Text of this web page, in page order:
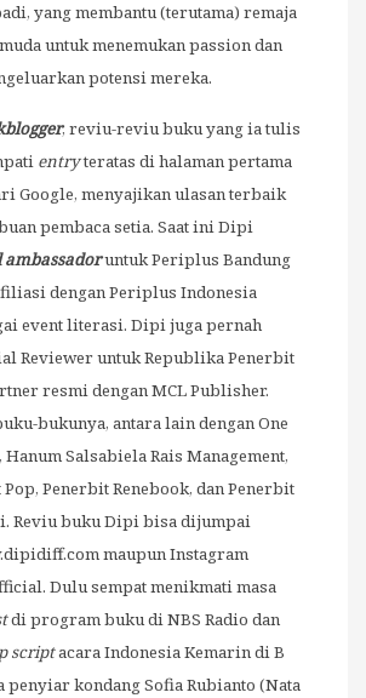
yang membantu (terutama) remaja
untuk menemukan passion dan
potensi mereka.
, reviu-reviu buku yang ia tulis
entryteratas di halaman pertama
Google, menyajikan ulasan terbaik
pembaca setia. Saat ini Dipi
untuk Periplus Bandung
dengan Periplus Indonesia
event literasi. Dipi juga pernah
Reviewer untuk Republika Penerbit
resmi dengan MCL Publisher.
bukunya, antara lain dengan One
Hanum Salsabiela Rais Management,
Pop, Penerbit Renebook, dan Penerbit
Reviu buku Dipi bisa dijumpai
maupun Instagram
Dulu sempat menikmati masa
di program buku di NBS Radio dan
scriptacara Indonesia Kemarin di B
penyiar kondang Sofia Rubianto (Nata